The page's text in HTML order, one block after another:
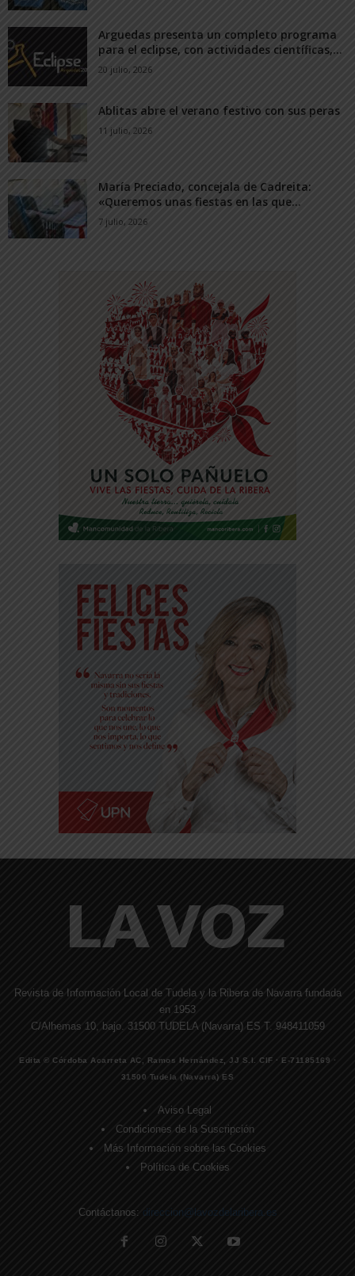
Arguedas presenta un completo programa
para el eclipse, con actividades científicas,...
20 julio, 2026
Ablitas abre el verano festivo con sus peras
11 julio, 2026
María Preciado, concejala de Cadreita:
«Queremos unas fiestas en las que...
7 julio, 2026
Revista de Información Local de Tudela y la Ribera de Navarra fundada
en 1953
C/Alhemas 10, bajo. 31500 TUDELA (Navarra) ES T. 948411059
Edita © Córdoba Acarreta AC, Ramos Hernández, JJ S.I. CIF · E-71185169 ·
31500 Tudela (Navarra) ES
Aviso Legal
Condiciones de la Suscripción
Más Información sobre las Cookies
Política de Cookies
Contáctanos: direccion@lavozdelaribera.es